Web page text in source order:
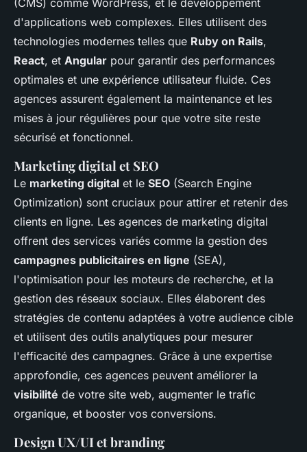
(CMS) comme WordPress, et le développement
d'applications web complexes. Elles utilisent des
technologies modernes telles que Ruby on Rails,
React, et Angular pour garantir des performances
optimales et une expérience utilisateur fluide. Ces
agences assurent également la maintenance et les
mises à jour régulières pour que votre site reste
sécurisé et fonctionnel.
Marketing digital et SEO
Le marketing digital et le SEO (Search Engine
Optimization) sont cruciaux pour attirer et retenir des
clients en ligne. Les agences de marketing digital
offrent des services variés comme la gestion des
campagnes publicitaires en ligne (SEA),
l'optimisation pour les moteurs de recherche, et la
gestion des réseaux sociaux. Elles élaborent des
stratégies de contenu adaptées à votre audience cible
et utilisent des outils analytiques pour mesurer
l'efficacité des campagnes. Grâce à une expertise
approfondie, ces agences peuvent améliorer la
visibilité de votre site web, augmenter le trafic
organique, et booster vos conversions.
Design UX/UI et branding